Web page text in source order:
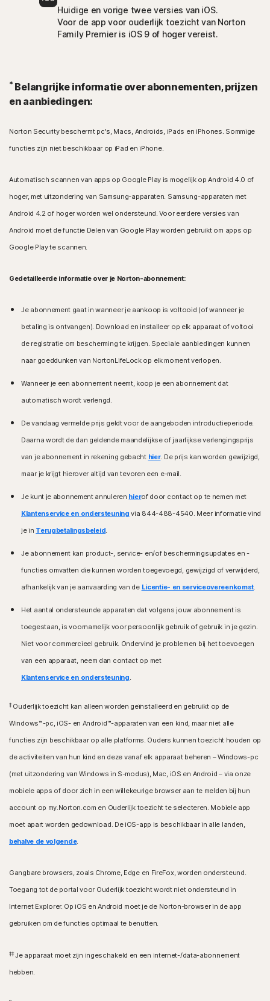
Huidige en vorige twee versies van iOS.
Voor de app voor ouderlijk toezicht van Norton
Family Premier is iOS 9 of hoger vereist.
* Belangrijke informatie over abonnementen, prijzen
en aanbiedingen:
Norton Security beschermt pc's, Macs, Androids, iPads en iPhones. Sommige
functies zijn niet beschikbaar op iPad en iPhone.
Automatisch scannen van apps op Google Play is mogelijk op Android 4.0 of
hoger, met uitzondering van Samsung-apparaten. Samsung-apparaten met
Android 4.2 of hoger worden wel ondersteund. Voor eerdere versies van
Android moet de functie Delen van Google Play worden gebruikt om apps op
Google Play te scannen.
Gedetailleerde informatie over je Norton-abonnement:
Je abonnement gaat in wanneer je aankoop is voltooid (of wanneer je
betaling is ontvangen). Download en installeer op elk apparaat of voltooi
de registratie om bescherming te krijgen. Speciale aanbiedingen kunnen
naar goeddunken van NortonLifeLock op elk moment verlopen.
Wanneer je een abonnement neemt, koop je een abonnement dat
automatisch wordt verlengd.
De vandaag vermelde prijs geldt voor de aangeboden introductieperiode.
Daarna wordt de dan geldende maandelijkse of jaarlijkse verlengingsprijs
van je abonnement in rekening gebacht hier. De prijs kan worden gewijzigd,
maar je krijgt hierover altijd van tevoren een e-mail.
Je kunt je abonnement annuleren hierof door contact op te nemen met
Klantenservice en ondersteuning via 844-488-4540. Meer informatie vind
je in Terugbetalingsbeleid.
Je abonnement kan product-, service- en/of beschermingsupdates en -
functies omvatten die kunnen worden toegevoegd, gewijzigd of verwijderd,
afhankelijk van je aanvaarding van de Licentie- en serviceovereenkomst.
Het aantal ondersteunde apparaten dat volgens jouw abonnement is
toegestaan, is voornamelijk voor persoonlijk gebruik of gebruik in je gezin.
Niet voor commercieel gebruik. Ondervind je problemen bij het toevoegen
van een apparaat, neem dan contact op met
Klantenservice en ondersteuning.
‡Ouderlijk toezicht kan alleen worden geïnstalleerd en gebruikt op de
Windows™-pc, iOS- en Android™-apparaten van een kind, maar niet alle
functies zijn beschikbaar op alle platforms. Ouders kunnen toezicht houden op
de activiteiten van hun kind en deze vanaf elk apparaat beheren – Windows-pc
(met uitzondering van Windows in S-modus), Mac, iOS en Android – via onze
mobiele apps of door zich in een willekeurige browser aan te melden bij hun
account op my.Norton.com en Ouderlijk toezicht te selecteren. Mobiele app
moet apart worden gedownload. De iOS-app is beschikbaar in alle landen,
behalve de volgende.
Gangbare browsers, zoals Chrome, Edge en FireFox, worden ondersteund.
Toegang tot de portal voor Ouderlijk toezicht wordt niet ondersteund in
Internet Explorer. Op iOS en Android moet je de Norton-browser in de app
gebruiken om de functies optimaal te benutten.
‡‡Je apparaat moet zijn ingeschakeld en een internet-/data-abonnement
hebben.